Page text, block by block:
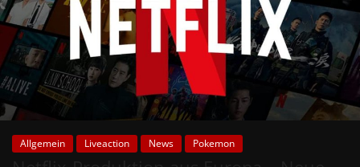
Allgemein Liveaction News Pokemon